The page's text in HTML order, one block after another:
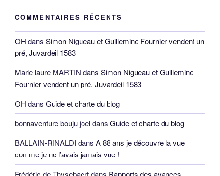
COMMENTAIRES RÉCENTS
OH dans Simon Nigueau et Guillemine Fournier vendent un
pré, Juvardeil 1583
Marie laure MARTIN dans Simon Nigueau et Guillemine
Fournier vendent un pré, Juvardeil 1583
OH dans Guide et charte du blog
bonnaventure bouju joeldans Guide et charte du blog
BALLAIN-RINALDI dans A 88 ans je découvre la vue
comme je ne l’avais jamais vue !
Frédéric de Thysebaertdans Rapports des avances